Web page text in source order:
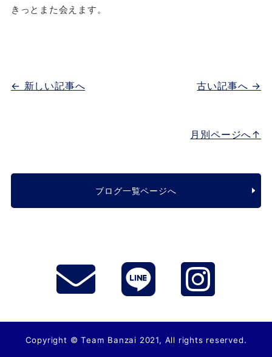
きっとまた会えます。
古い記事へ →
← 新しい記事へ
月別ページへ↑
ブログ一覧ページへ
Copyright © Team Banzai 2021, All rights reserved.